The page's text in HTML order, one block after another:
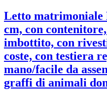
Letto
cm, con
imbottito, con
coste, con testiera
mano/facile da
graffi di animali